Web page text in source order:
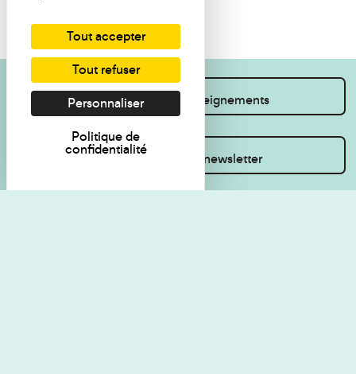
Je souhaite des renseignements
Inscrivez-vous à la newsletter
Tout accepter
Tout refuser
Personnaliser
Politique de
confidentialité